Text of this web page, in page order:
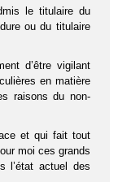
le titulaire du
ou du titulaire
d’être vigilant
en matière
raisons du non-
et qui fait tout
moi ces grands
l’état actuel des